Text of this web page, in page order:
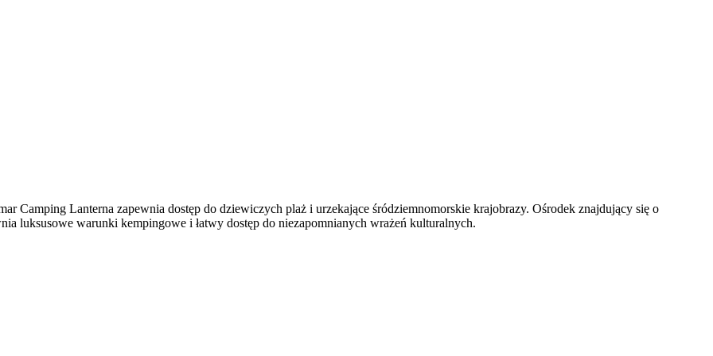
Camping Lanterna zapewnia dostęp do dziewiczych plaż i urzekające śródziemnomorskie krajobrazy. Ośrodek znajdujący się o
luksusowe warunki kempingowe i łatwy dostęp do niezapomnianych wrażeń kulturalnych.